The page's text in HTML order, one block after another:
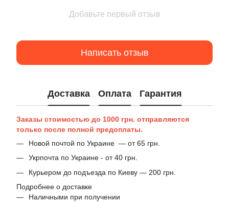
Добавьте первый отзыв
Написать отзыв
Доставка Оплата Гарантия
Заказы стоимостью до 1000 грн. отправляются
только после полной предоплаты.
Новой почтой по Украине — от 65 грн.
Укрпочта по Украине - от 40 грн.
Курьером до подъезда по Киеву — 200 грн.
Подробнее о доставке
Наличными при получении